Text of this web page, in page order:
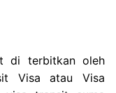
di terbitkan oleh
Visa atau Visa